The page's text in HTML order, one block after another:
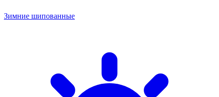
Зимние шипованные